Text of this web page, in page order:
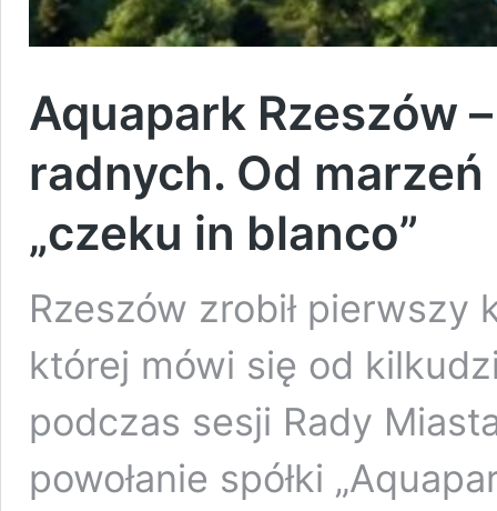
Aquapark Rzeszów
radnych. Od
„czeku in blanco”
Rzeszów zrobił
której mówi się od
podczas sesji Rady
powołanie spółki